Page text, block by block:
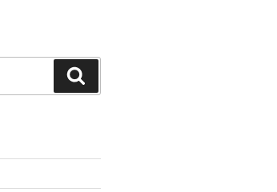
尋